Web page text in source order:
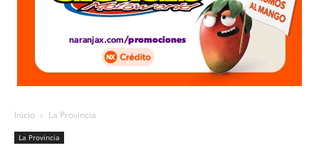
Inicio La Provincia
La Provincia